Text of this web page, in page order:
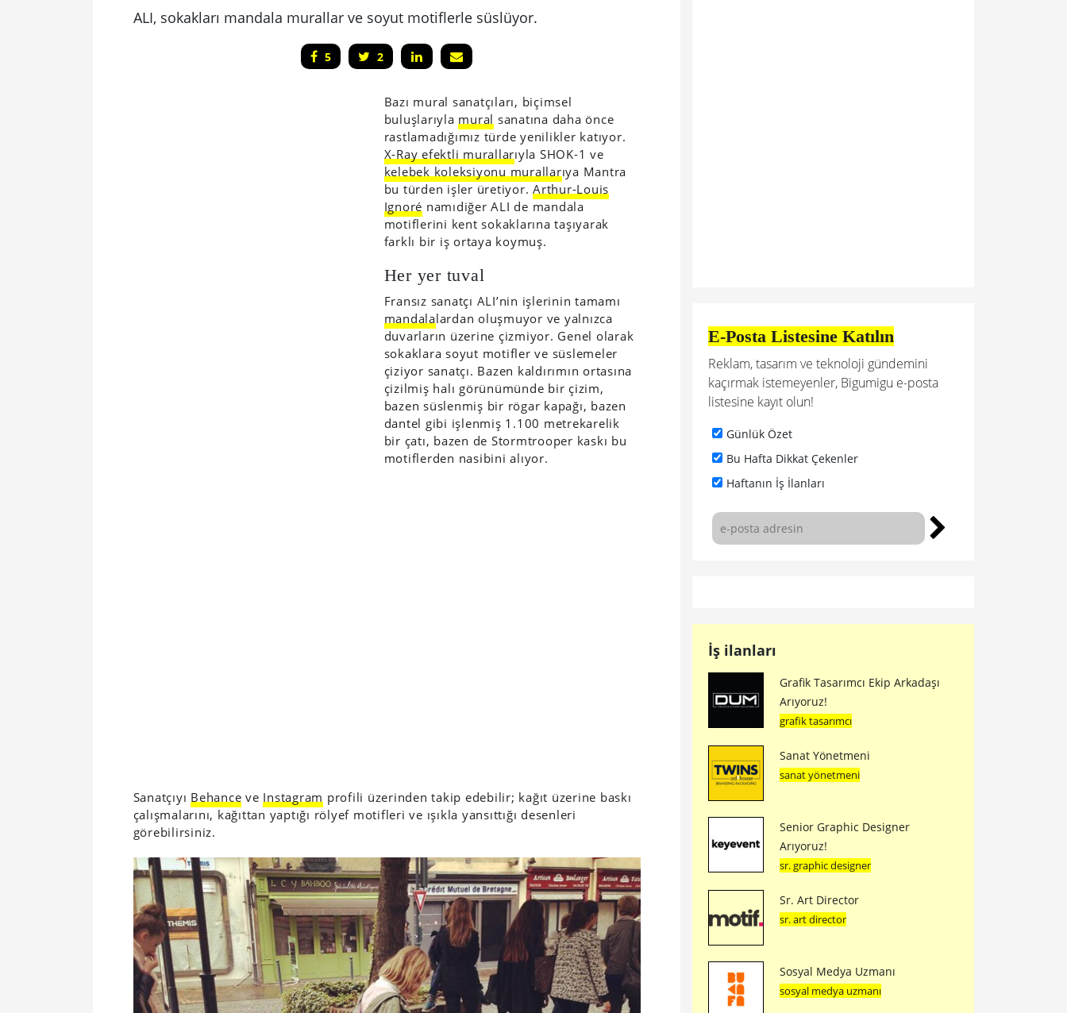
ALI, sokakları mandala murallar ve soyut motiflerle süslüyor.
5 2
Bazı mural sanatçıları, biçimsel
buluşlarıyla mural sanatına daha önce
rastlamadığımız türde yenilikler katıyor.
X-Ray efektli murallarıyla SHOK-1 ve
kelebek koleksiyonu murallarıya Mantra
bu türden işler üretiyor.Arthur-Louis
Ignoré namıdiğer ALI de mandala
motiflerini kent sokaklarına taşıyarak
farklı bir iş ortaya koymuş.
Her yer tuval
Fransız sanatçı ALI’nin işlerinin tamamı
mandalalardan oluşmuyor ve yalnızca
duvarların üzerine çizmiyor. Genel olarak
sokaklara soyut motifler ve süslemeler
çiziyor sanatçı. Bazen kaldırımın ortasına
çizilmiş halı görünümünde bir çizim,
bazen süslenmiş bir rögar kapağı, bazen
dantel gibi işlenmiş 1.100 metrekarelik
bir çatı, bazen de Stormtrooper kaskı bu
motiflerden nasibini alıyor.
Sanatçıyı Behance ve Instagram profili üzerinden takip edebilir; kağıt üzerine baskı
çalışmalarını, kağıttan yaptığı rölyef motifleri ve ışıkla yansıttığı desenleri
görebilirsiniz.
E-Posta Listesine Katılın
Reklam, tasarım ve teknoloji gündemini
kaçırmak istemeyenler, Bigumigu e-posta
listesine kayıt olun!
Günlük Özet
Bu Hafta Dikkat Çekenler
Haftanın İş İlanları
İş ilanları
Grafik Tasarımcı Ekip Arkadaşı
Arıyoruz!
grafik tasarımcı
Sanat Yönetmeni
sanat yönetmeni
Senior Graphic Designer
Arıyoruz!
sr. graphic designer
Sr. Art Director
sr. art director
Sosyal Medya Uzmanı
sosyal medya uzmanı